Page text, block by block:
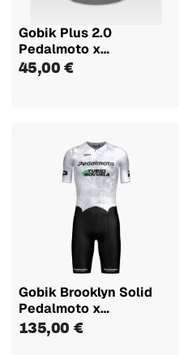
Gobik Plus 2.0
Pedalmoto x
TuBiciNoVuela chaleco
45,00 €
Gobik Brooklyn Solid
Pedalmoto x
TuBiciNoVuela...
135,00 €